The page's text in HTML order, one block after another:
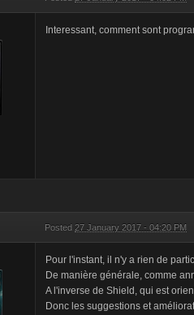
Interessant, comment sont
Posted27 January 2017 - 04:20 PM
Pour l'instant, il n'y a rien de
De manière générale, comme
A l'inverse de Shield, qui est
Donc les suggestions et